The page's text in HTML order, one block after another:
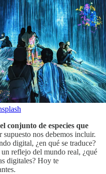
conjunto de especies que
supuesto nos debemos incluir.
digital, ¿en qué se traduce?
reflejo del mundo real, ¿qué
digitales? Hoy te